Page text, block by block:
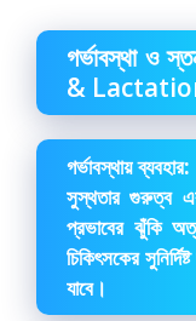
গর্ভাবস্থা ও
&
গর্ভাবস্থায় ব্যবহার:
সুস্থতার গুরুত্ব
প্রভাবের ঝুঁকি
চিকিৎসকের
যাবে।